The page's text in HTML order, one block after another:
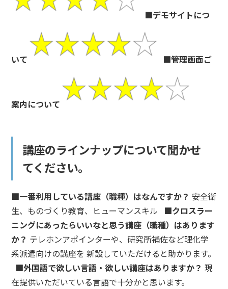
■デモサイトにつ
いて ■管理画面ご
案内について
講座のラインナップについて聞かせ
てください。
■一番利用している講座（職種）はなんですか？ 安全衛
生、ものづくり教育、ヒューマンスキル ■クロスラー
ニングにあったらいいなと思う講座（職種）はあります
か？ テレホンアポインターや、研究所補佐など理化学
系派遣向けの講座を 新設していただけると助かります。
■外国語で欲しい言語・欲しい講座はありますか？ 現
在提供いただいている言語で十分かと思います。